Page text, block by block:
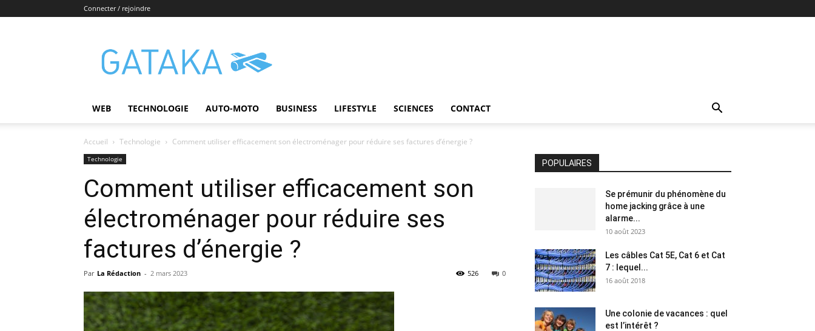
Connecter / rejoindre
WEB TECHNOLOGIE AUTO-MOTO BUSINESS LIFESTYLE SCIENCES CONTACT
Accueil Technologie Comment utiliser efficacement son électroménager pour réduire ses factures d’énergie ?
Technologie
Comment utiliser efficacement son
électroménager pour réduire ses
factures d’énergie ?
Par La Rédaction - 2 mars 2023 0
526
POPULAIRES
Se prémunir du phénomène du
home jacking grâce à une
alarme...
10 août 2023
Les câbles Cat 5E, Cat 6 et Cat
7 : lequel...
16 août 2018
Une colonie de vacances : quel
est l’intérêt ?